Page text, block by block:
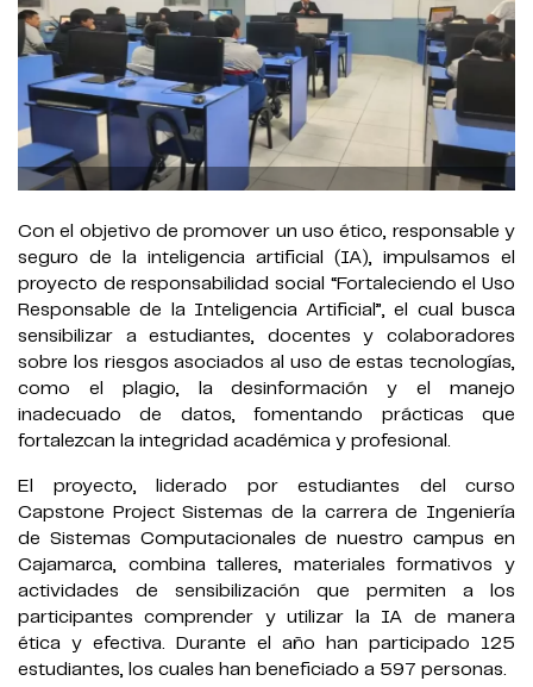
Con el objetivo de promover un uso ético, responsable y
seguro de la inteligencia artificial (IA), impulsamos el
proyecto de responsabilidad social “Fortaleciendo el Uso
Responsable de la Inteligencia Artificial”, el cual busca
sensibilizar a estudiantes, docentes y colaboradores
sobre los riesgos asociados al uso de estas tecnologías,
como el plagio, la desinformación y el manejo
inadecuado de datos, fomentando prácticas que
fortalezcan la integridad académica y profesional.
El proyecto, liderado por estudiantes del curso
Capstone Project Sistemas de la carrera de Ingeniería
de Sistemas Computacionales de nuestro campus en
Cajamarca, combina talleres, materiales formativos y
actividades de sensibilización que permiten a los
participantes comprender y utilizar la IA de manera
ética y efectiva. Durante el año han participado 125
estudiantes, los cuales han beneficiado a 597 personas.